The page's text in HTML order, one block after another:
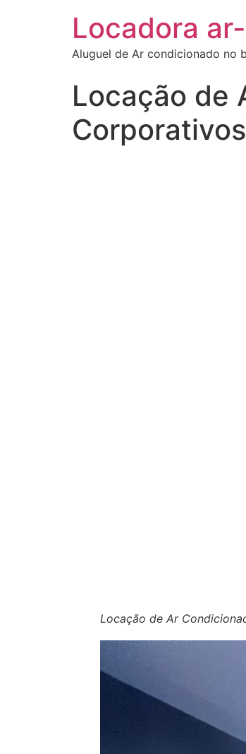
Locadora
Aluguel de Ar condicionado no
Locação de
Locação de Ar